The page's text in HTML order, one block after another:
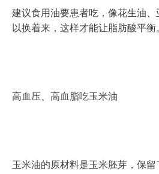
建议食用油要患者吃，像花生油
以换着来，这样才能让脂肪酸平衡
高血压、高血脂吃玉米油
玉米油的原材料是玉米胚芽，保